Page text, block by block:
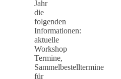
Jahr
die
folgenden
Informationen:
aktuelle
Workshop
Termine,
Sammelbestelltermine
für